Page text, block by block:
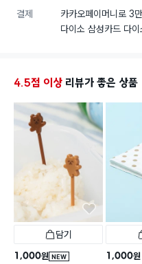
결제
카카오페이머니로 3
다이소 삼성카드 다
4.5점 이상 리뷰가 좋은 상품
담기
NEW
1,000원 1,000원